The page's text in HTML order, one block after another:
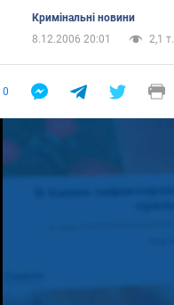
Кримінальні новини
8.12.2006 20:01
2,1 т.
0